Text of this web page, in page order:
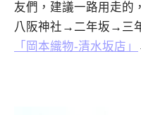
友們，建議一路用走
八阪神社→二年坂→三
「岡本織物-清水坂店」